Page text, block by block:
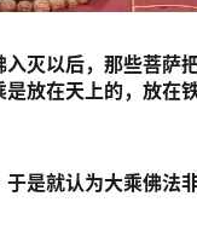
灭以后，那些菩萨
放在天上的，放在
是就认为大乘佛法非